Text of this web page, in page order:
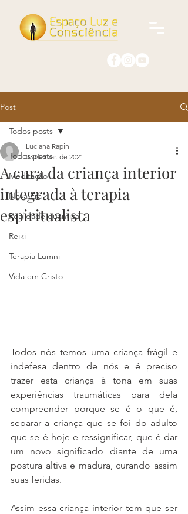
Post
Todos posts
Meditação
Nova Era
Realidade quântica
Reiki
Terapia Lumni
Vida em Cristo
Todos posts
A cura da criança interior
integrada à terapia
espiritualista
Luciana Rapini
23 de mar. de 2021
Todos nós temos uma criança frágil e
indefesa dentro de nós e é preciso
trazer esta criança à tona em suas
experiências traumáticas para dela
compreender porque se é o que é,
separar a criança que se foi do adulto
que se é hoje e ressignificar, que é dar
um novo significado diante de uma
postura altiva e madura, curando assim
suas feridas.
Assim essa criança interior tem que ser